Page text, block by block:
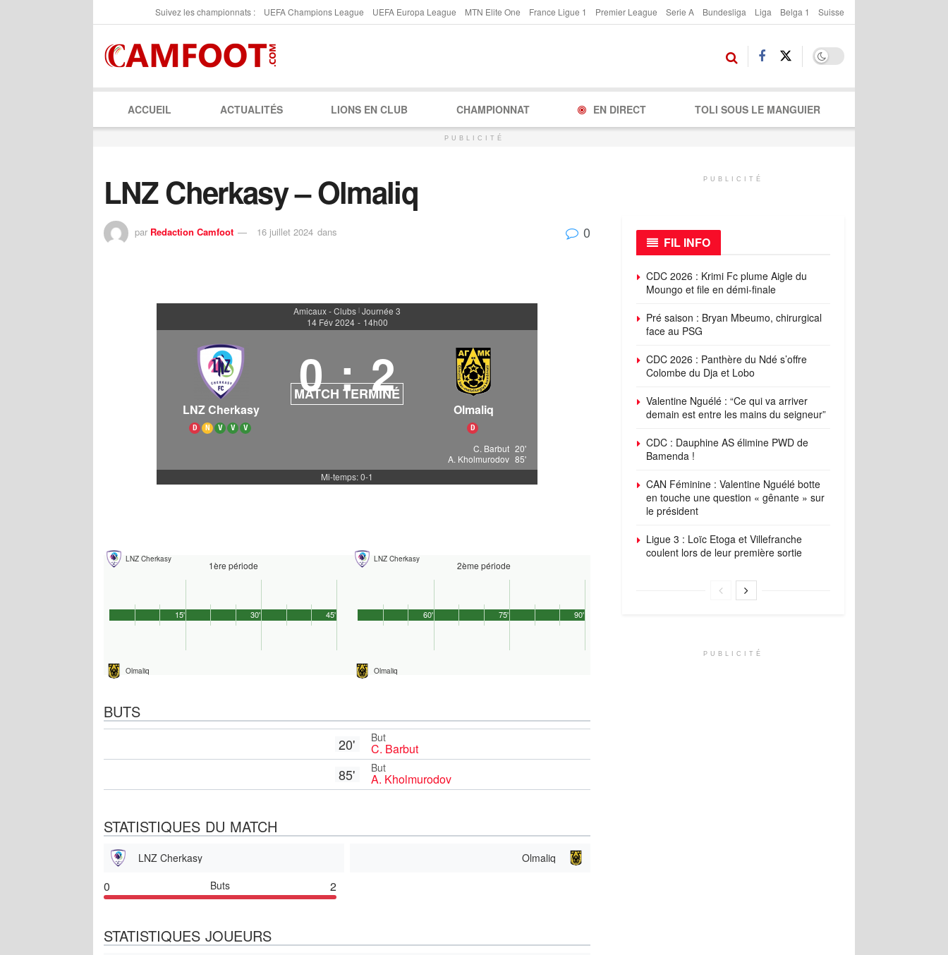
Suivez les championnats : UEFA Champions League UEFA Europa League MTN Elite One France Ligue 1 Premier League Serie A Bundesliga Liga Belga 1 Suisse
ACCUEIL ACTUALITÉS LIONS EN CLUB CHAMPIONNAT EN DIRECT TOLI SOUS LE MANGUIER
PUBLICITÉ
LNZ Cherkasy – Olmaliq
par Redaction Camfoot 16 juillet 2024 dans 0
Amicaux - Clubs | Journée 3
14 Fév 2024 - 14h00
LNZ Cherkasy
D N V V V
0 : 2
MATCH TERMINÉ
Olmaliq
D
C. Barbut 20'
A. Kholmurodov 85'
Mi-temps: 0-1
LNZ Cherkasy
1ère période
Olmaliq
45'
15' 30'
LNZ Cherkasy
2ème période
Olmaliq
90'
60' 75'
BUTS
20' But
C. Barbut
85' But
A. Kholmurodov
STATISTIQUES DU MATCH
LNZ Cherkasy Olmaliq
0 Buts 2
STATISTIQUES JOUEURS
PUBLICITÉ
FIL INFO
CDC 2026 : Krimi Fc plume Aigle du
Moungo et file en démi-finale
Pré saison : Bryan Mbeumo, chirurgical
face au PSG
CDC 2026 : Panthère du Ndé s’offre
Colombe du Dja et Lobo
Valentine Nguélé : “Ce qui va arriver
demain est entre les mains du seigneur”
CDC : Dauphine AS élimine PWD de
Bamenda !
CAN Féminine : Valentine Nguélé botte
en touche une question « gênante » sur
le président
Ligue 3 : Loïc Etoga et Villefranche
coulent lors de leur première sortie
PUBLICITÉ